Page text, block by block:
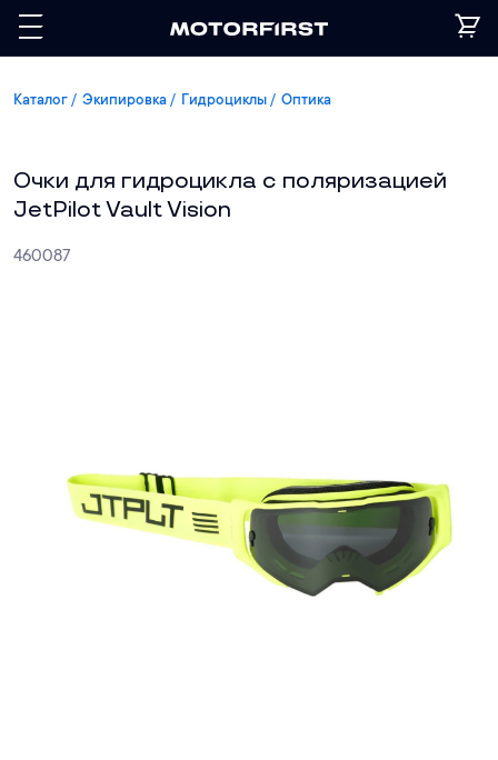
Каталог Экипировка Гидроциклы Оптика
Очки для гидроцикла с поляризацией
JetPilot Vault Vision
460087